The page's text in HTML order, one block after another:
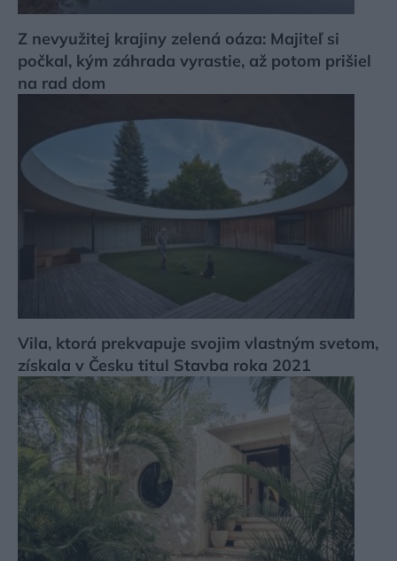
Z nevyužitej krajiny zelená oáza: Majiteľ si
počkal, kým záhrada vyrastie, až potom prišiel
na rad dom
Vila, ktorá prekvapuje svojim vlastným svetom,
získala v Česku titul Stavba roka 2021